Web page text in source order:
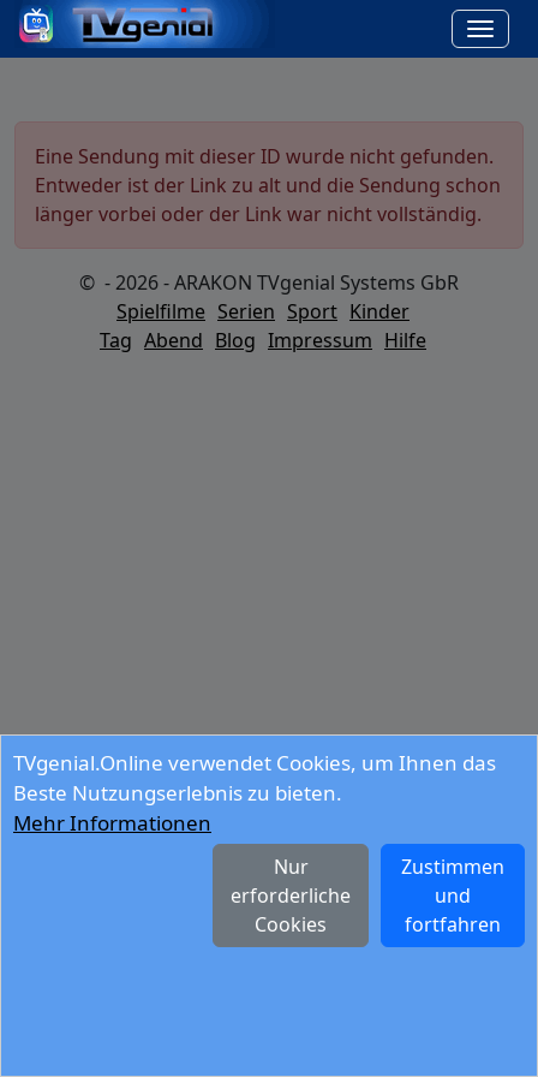
TVgenial.Online verwendet Cookies, um Ihnen das
Beste Nutzungserlebnis zu bieten.
Mehr Informationen
Zustimmen
und
fortfahren
Nur
erforderliche
Cookies
Eine Sendung mit dieser ID wurde nicht gefunden.
Entweder ist der Link zu alt und die Sendung schon
länger vorbei oder der Link war nicht vollständig.
© - 2026 - ARAKON TVgenial Systems GbR
Spielfilme Serien Sport Kinder
Tag Abend Blog Impressum Hilfe